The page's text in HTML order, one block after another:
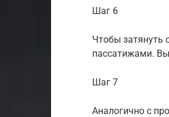
Шаг 6
Чтобы затянуть
пассатижами.
Шаг 7
Аналогично с